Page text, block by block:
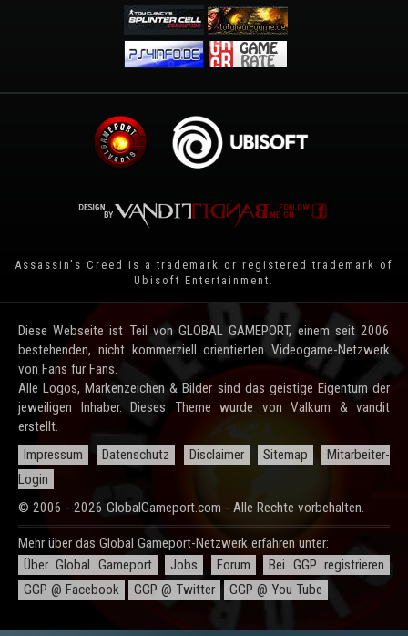
Assassin's Creed is a trademark or registered trademark of
Ubisoft Entertainment .
Diese Webseite ist Teil von GLOBAL GAMEPORT, einem seit 2006
bestehenden, nicht kommerziell orientierten Videogame-Netzwerk
von Fans für Fans.
Alle Logos, Markenzeichen & Bilder sind das geistige Eigentum der
jeweiligen Inhaber. Dieses Theme wurde von Valkum & vandit
erstellt.
Impressum
Datenschutz Disclaimer Sitemap
Mitarbeiter-
Login
© 2006 - 2026 GlobalGameport.com - Alle Rechte vorbehalten.
Mehr über das Global Gameport-Netzwerk erfahren unter:
Über Global Gameport
Jobs Forum
Bei GGP registrieren
GGP @ Facebook
GGP @ Twitter GGP @ You Tube